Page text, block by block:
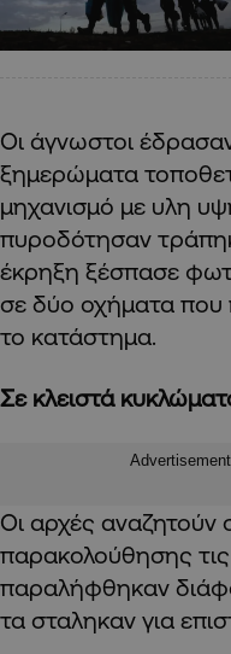
Οι άγνωστοι
ξημερώματα
μηχανισμό με υλη
πυροδότησαν
έκρηξη ξέσπασε
σε δύο οχήματα που
το κατάστημα.
Σε κλειστά
Advertisement
Οι αρχές αναζητούν
παρακολούθησης
παραλήφθηκαν
τα σταληκαν για